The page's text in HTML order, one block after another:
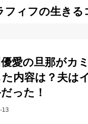
フィフの生きる
愛の旦那がカ
た内容は？夫は
った！
13